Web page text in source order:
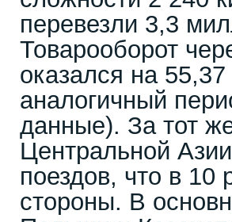
перевезли 3,3
Товарооборот
оказался на
аналогичный
данные). За тот
Центральной
поездов, что в 10
стороны. В